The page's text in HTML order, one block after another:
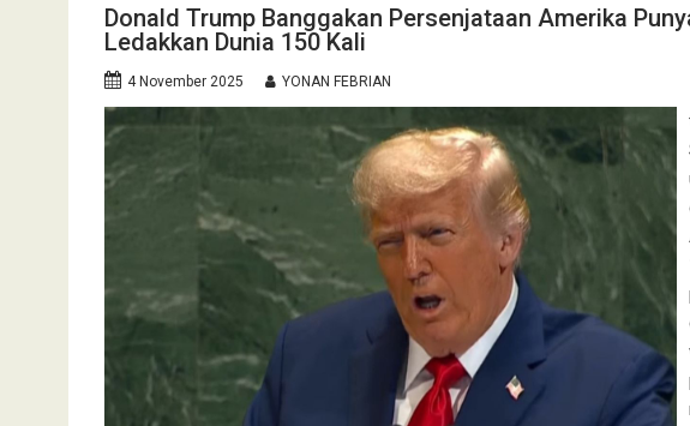
Donald Trump Banggakan Persenjataan Amerika
Ledakkan Dunia 150 Kali
4 November 2025 YONAN FEBRIAN